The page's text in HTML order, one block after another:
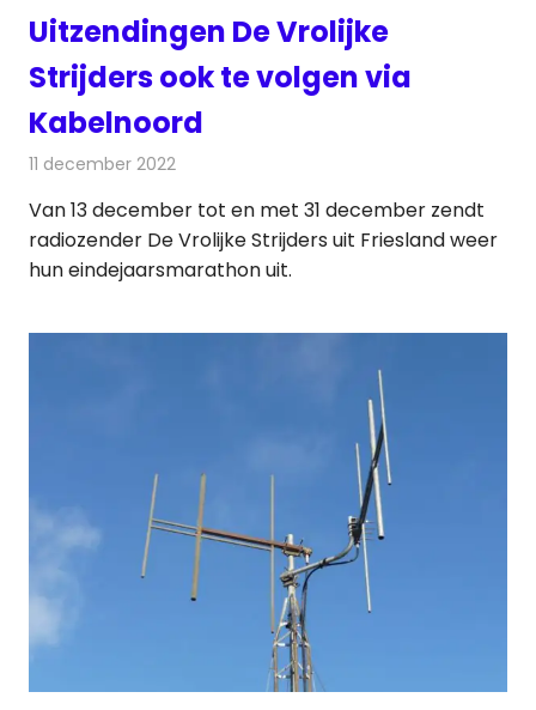
Uitzendingen De Vrolijke
Strijders ook te volgen via
Kabelnoord
11 december 2022
Van 13 december tot en met 31 december zendt
radiozender De Vrolijke Strijders uit Friesland weer
hun eindejaarsmarathon uit.